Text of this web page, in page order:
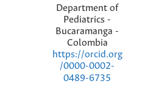
Department of
Pediatrics -
Bucaramanga -
Colombia
https://orcid.org
/0000-0002-
0489-6735